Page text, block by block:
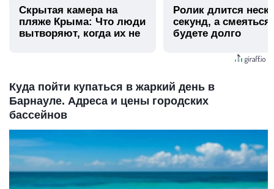
Скрытая камера на
пляже Крыма: Что люди
вытворяют, когда их не
Ролик длится
секунд, а
будете долго
Куда пойти купаться в жаркий день в
Барнауле. Адреса и цены городских
бассейнов